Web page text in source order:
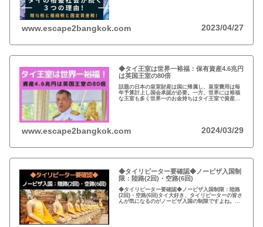
www.escape2bangkok.com 2023/04/27
◆タイ王室は世界一裕福：保有資産4.6兆円
は英国王室の80倍
話題の日本の皇室財産は国に帰属し、皇室費用は毎
年予算計上し国会承認が必要。一方、世界には裕福
な王室も多く世界一のお金持ちはタイ王室で資産は
www.escape2bangkok.com 2024/03/29
◆タイリピーター要確認◆ノービザ入国制
限：陸路(2回)・空路(6回)
◆タイリピーター要確認◆ノービザ入国制限：陸路
(2回)・空路(6回)タイ大好き、タイリピーターの皆さ
んが気になるのがノービザ入国の制限ですよね。近